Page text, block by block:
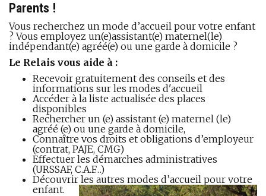
Parents !
Vous recherchez un mode d’accueil pour votre enfant
? Vous employez un(e)assistant(e) maternel(le)
indépendant(e) agréé(e) ou une garde à domicile ?
Le Relais vous aide à :
Recevoir gratuitement des conseils et des
informations sur les modes d'accueil
Accéder à la liste actualisée des places
disponibles
Rechercher un (e) assistant (e) maternel (le)
agréé (e) ou une garde à domicile,
Connaître vos droits et obligations d’employeur
(contrat, PAJE, CMG)
Effectuer les démarches administratives
(URSSAF, C.A.F…)
Découvrir les autres modes d’accueil pour votre
enfant.